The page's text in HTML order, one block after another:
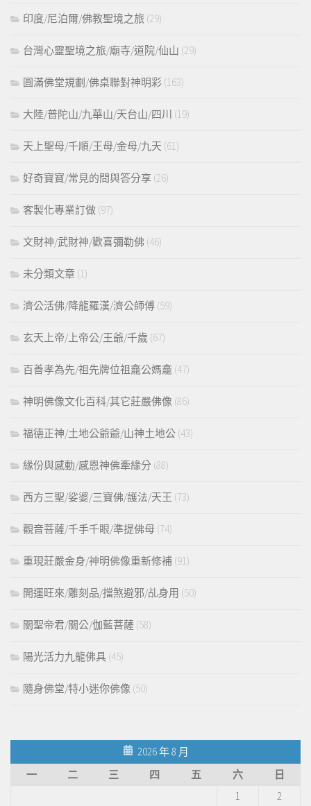
印度/尼泊爾/佛教聖境之旅 (29)
台灣心靈聖境之旅/廟寺/道院/仙山 (29)
圓滿佛堂規劃/佛桌聯對神明彩 (163)
大陸/普陀山/九華山/天台山/四川 (19)
天上聖母/千順/王母/金母/九天 (61)
好奇寶寶/常見的問與答分享 (26)
客製化專業訂做 (97)
文財神/武財神/歡喜彌勒佛 (46)
未分類文章 (1)
濟公活佛/降龍羅漢/濟公師傅 (59)
玄天上帝/上帝公/王爺/千歲 (67)
百善孝為先/祖先牌位祖龕公媽龕 (47)
神明佛像文化百科/其它莊嚴佛像 (86)
福德正神/土地公爺爺/山神土地公 (43)
緣份與感動/感恩神佛牽緣分 (88)
西方三聖/娑婆/三寶佛/護法/天王 (73)
觀音菩薩/千手千眼/準提佛母 (74)
重現莊嚴金身/神明佛像重新修補 (91)
開運旺來/雕刻品/擋煞避邪/乩身用 (50)
關聖帝君/關公/伽藍菩薩 (58)
陽光活力九龍佛具 (45)
隨身佛堂/特小迷你佛像 (50)
2026 年 8 月
一
二 三 四 五 六
日
1
2